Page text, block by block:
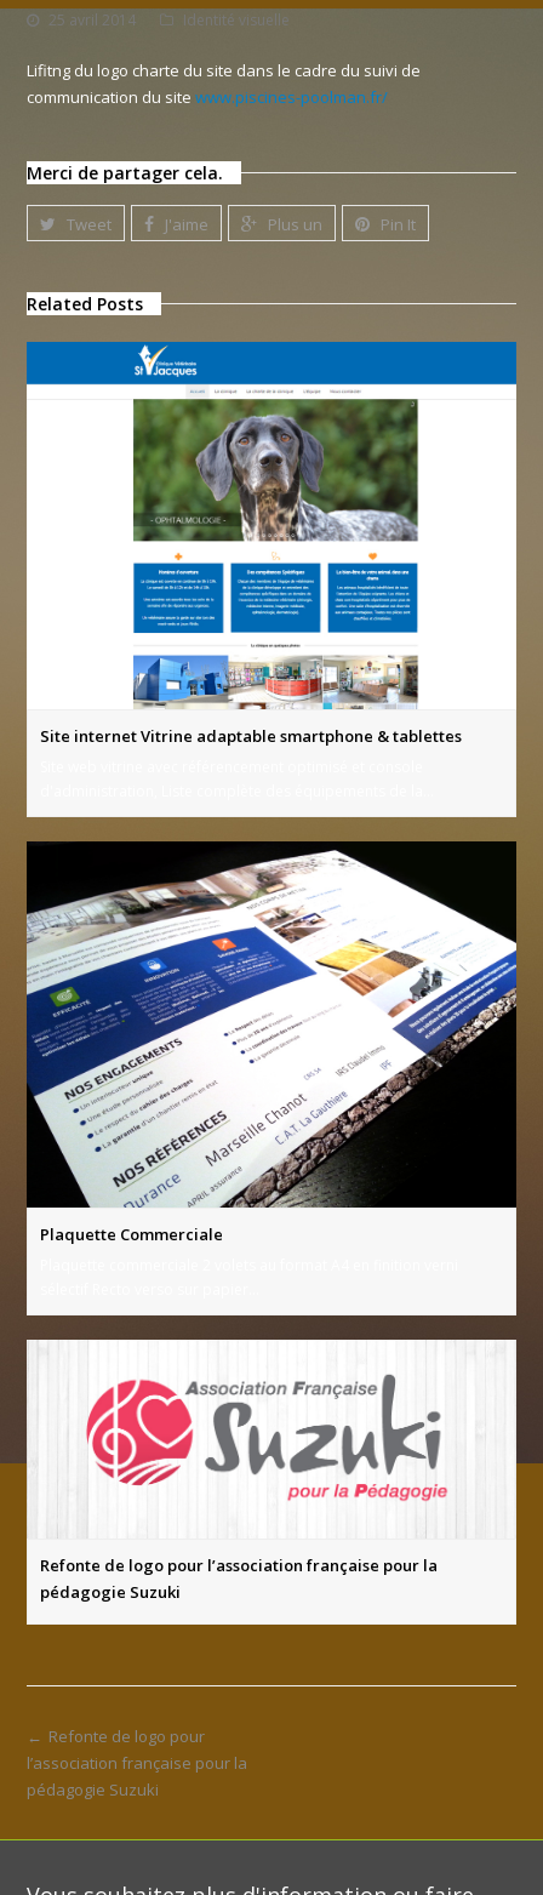
25 avril 2014 Identité visuelle
Lifitng du logo charte du site dans le cadre du suivi de
communication du sitewww.piscines-poolman.fr/
Merci de partager cela.
Tweet J'aime Plus un Pin It
Related Posts
Site internet Vitrine adaptable smartphone & tablettes
Plaquette Commerciale
Refonte de logo pour l’association française pour la
pédagogie Suzuki
← Refonte de logo pour
l’association française pour la
pédagogie Suzuki